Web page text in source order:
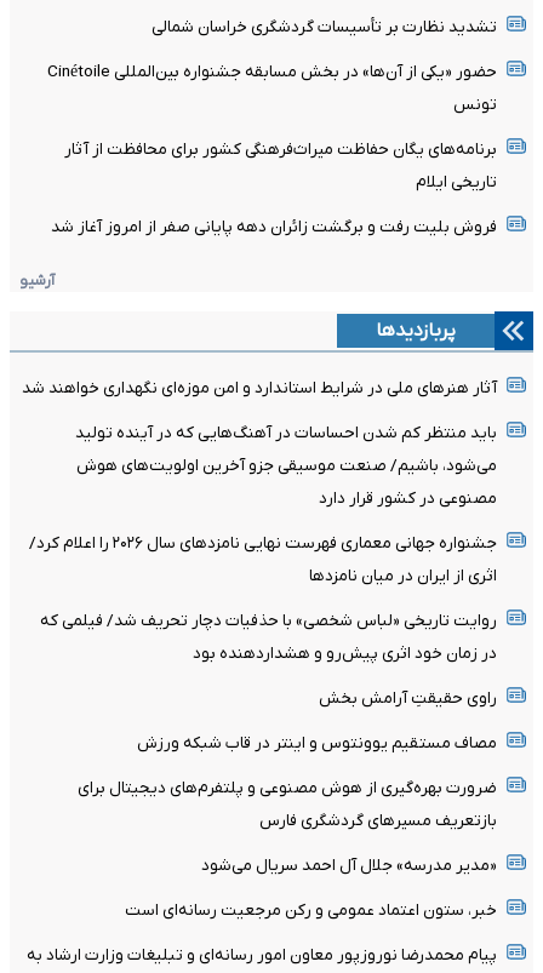
تشدید نظارت بر تأسیسات گردشگری خراسان شمالی
حضور «یکی از آن‌ها» در بخش مسابقه جشنواره بین‌المللی Cinétoile
تونس
برنامه‌های یگان حفاظت میراث‌فرهنگی کشور برای محافظت از آثار
تاریخی ایلام
فروش بلیت رفت و برگشت زائران دهه پایانی صفر از امروز آغاز شد
آرشیو
پربازدیدها
آثار هنرهای ملی در شرایط استاندارد و امن موزه‌ای نگهداری خواهند شد
باید منتظر کم شدن احساسات در آهنگ‌هایی که در آینده تولید
می‌شود، باشیم/ صنعت موسیقی جزو آخرین اولویت‌های هوش
مصنوعی در کشور قرار دارد
جشنواره جهانی معماری فهرست نهایی نامزدهای سال ۲۰۲۶ را اعلام کرد/
اثری از ایران در میان نامزدها
روایت تاریخی «لباس شخصی» با حذفیات دچار تحریف شد/ فیلمی که
در زمان خود اثری پیش‌رو و هشداردهنده بود
راوی حقیقتِ آرامش‌ بخش
مصاف مستقیم یوونتوس و اینتر در قاب شبکه ورزش
ضرورت بهره‌گیری از هوش مصنوعی و پلتفرم‌های دیجیتال برای
بازتعریف مسیرهای گردشگری فارس
«مدیر مدرسه» جلال آل احمد سریال می‌شود
خبر، ستون اعتماد عمومی و رکن مرجعیت رسانه‌ای است
پیام محمدرضا نوروزپور معاون امور رسانه‌ای و تبلیغات وزارت ارشاد به